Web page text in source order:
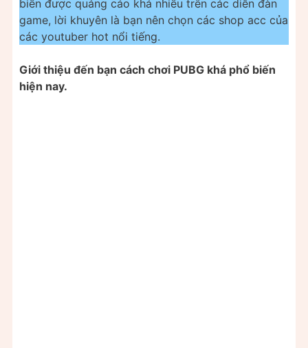
biến được quảng cáo khá nhiều trên các diễn đàn
game, lời khuyên là bạn nên chọn các shop acc của
các youtuber hot nổi tiếng.
Giới thiệu đến bạn cách chơi PUBG khá phổ biến
hiện nay.